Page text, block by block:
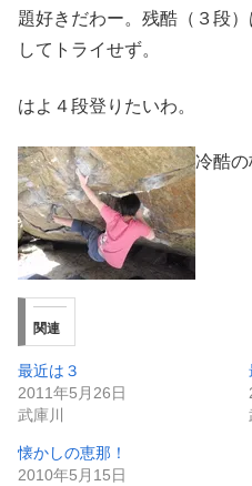
題好きだわー。残酷（３段
してトライせず。
はよ４段登りたいわ。
冷酷の
関連
最近は３
2011年5月26日
武庫川
懐かしの恵那！
2010年5月15日